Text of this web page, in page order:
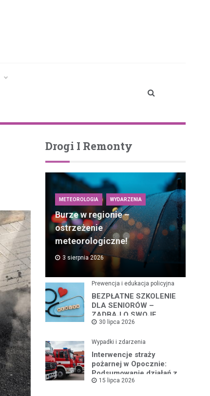
Drogi I Remonty
METEOROLOGIA WYDARZENIA
Burze w regionie –
ostrzeżenie
meteorologiczne!
3 sierpnia 2026
Prewencja i edukacja policyjna
BEZPŁATNE SZKOLENIE
DLA SENIORÓW –
ZADBAJ O SWOJE
BEZPIECZEŃSTWO
30 lipca 2026
Wypadki i zdarzenia
Interwencje straży
pożarnej w Opocznie:
Podsumowanie działań z
lipca 2026 roku
15 lipca 2026